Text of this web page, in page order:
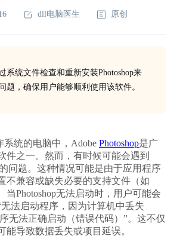
dll电脑医生 原创
系统文件检查和重新安装Photoshop来
题，确保用户能够顺利使用该软件。
系统的电脑中，Adobe Photoshop是广
件之一。然而，有时候可能会遇到
问题。这种情况可能是由于应用程序
不兼容或缺失必要的支持文件（如
当Photoshop无法启动时，用户可能会
法启动程序，因为计算机中丢失
无法正确启动（错误代码）”。这不仅
能导致数据丢失或项目延误。